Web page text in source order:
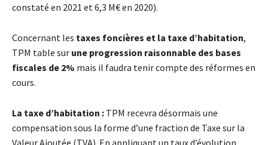
constaté en 2021 et 6,3 M€ en 2020).
Concernant les taxes foncières et la taxe d’habitation,
TPM table sur une progression raisonnable des bases
fiscales de 2% mais il faudra tenir compte des réformes en
cours.
La taxe d’habitation : TPM recevra désormais une
compensation sous la forme d’une fraction de Taxe sur la
Valeur Ajoutée (TVA). En appliquant un taux d’évolution